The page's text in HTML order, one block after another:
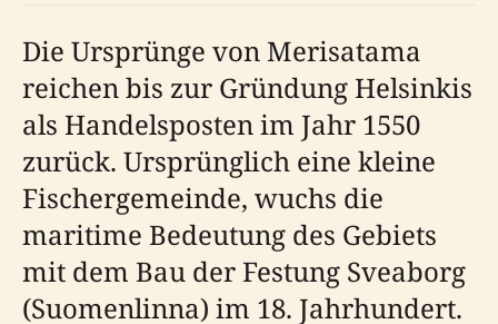
Die Ursprünge von Merisatama
reichen bis zur Gründung Helsinkis
als Handelsposten im Jahr 1550
zurück. Ursprünglich eine kleine
Fischergemeinde, wuchs die
maritime Bedeutung des Gebiets
mit dem Bau der Festung Sveaborg
(Suomenlinna) im 18. Jahrhundert.